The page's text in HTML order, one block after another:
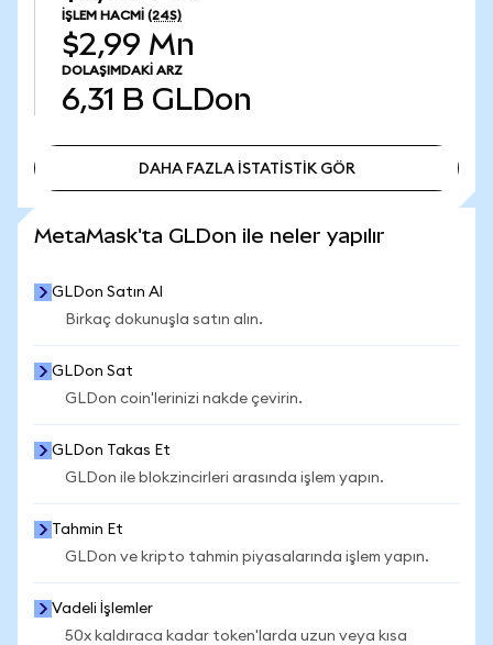
İŞLEM HACMI (24S)
$2,99 Mn
DOLAŞIMDAKI ARZ
6,31 B GLDon
DAHA FAZLA İSTATİSTİK GÖR
MetaMask'ta GLDon ile neler yapılır
GLDon Satın Al
Birkaç dokunuşla satın alın.
GLDon Sat
GLDon coin'lerinizi nakde çevirin.
GLDon Takas Et
GLDon ile blokzincirleri arasında işlem yapın.
Tahmin Et
GLDon ve kripto tahmin piyasalarında işlem yapın.
Vadeli İşlemler
50x kaldıraca kadar token'larda uzun veya kısa